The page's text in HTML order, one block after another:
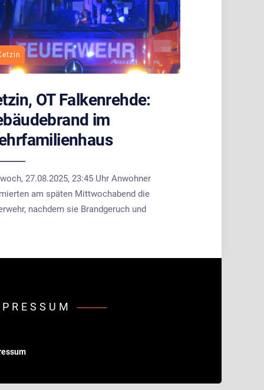
OT Falkenrehde:
im
27.08.2025, 23:45 Uhr Anwohner
am späten Mittwochabend die
nachdem sie Brandgeruch und